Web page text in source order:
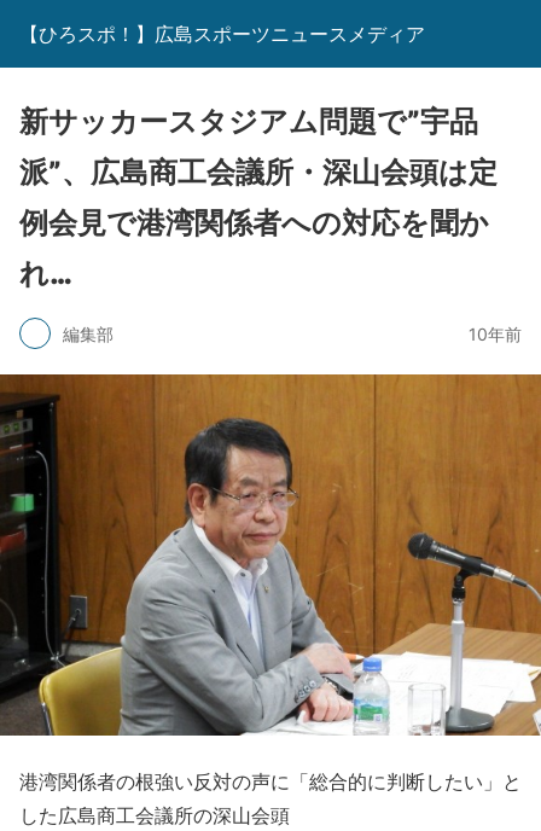
【ひろスポ！】広島スポーツニュースメディア
新サッカースタジアム問題で”宇品
派”、広島商工会議所・深山会頭は定
例会見で港湾関係者への対応を聞か
れ…
編集部 10年前
港湾関係者の根強い反対の声に「総合的に判断したい」と
した広島商工会議所の深山会頭